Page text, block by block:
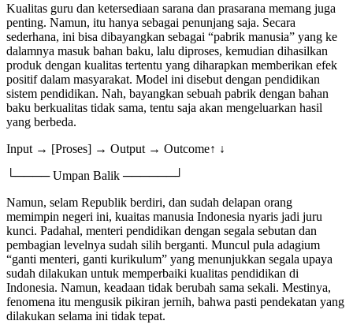
Kualitas guru dan ketersediaan sarana dan prasarana memang juga
penting. Namun, itu hanya sebagai penunjang saja. Secara
sederhana, ini bisa dibayangkan sebagai “pabrik manusia” yang ke
dalamnya masuk bahan baku, lalu diproses, kemudian dihasilkan
produk dengan kualitas tertentu yang diharapkan memberikan efek
positif dalam masyarakat. Model ini disebut dengan pendidikan
sistem pendidikan. Nah, bayangkan sebuah pabrik dengan bahan
baku berkualitas tidak sama, tentu saja akan mengeluarkan hasil
yang berbeda.
Input → [Proses] → Output → Outcome↑ ↓
└──── Umpan Balik ──────┘
Namun, selam Republik berdiri, dan sudah delapan orang
memimpin negeri ini, kuaitas manusia Indonesia nyaris jadi juru
kunci. Padahal, menteri pendidikan dengan segala sebutan dan
pembagian levelnya sudah silih berganti. Muncul pula adagium
“ganti menteri, ganti kurikulum” yang menunjukkan segala upaya
sudah dilakukan untuk memperbaiki kualitas pendidikan di
Indonesia. Namun, keadaan tidak berubah sama sekali. Mestinya,
fenomena itu mengusik pikiran jernih, bahwa pasti pendekatan yang
dilakukan selama ini tidak tepat.